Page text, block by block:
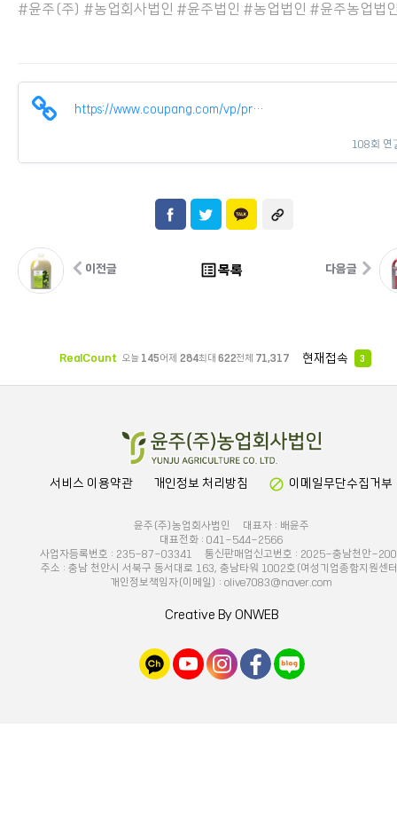
#윤주(주) #농업회사법인 #윤주법인 #농업법인 #윤주농업법
https://www.coupang.com/vp/products/8834712653?vendorItemId=9260126503…
108회 연
이전글 list_alt 목록 다음글
RealCount 오늘 145어제 284최대 622전체 71,317 현재접속 3
서비스 이용약관 개인정보 처리방침 block 이메일무단수집거부
윤주(주)농업회사법인 대표자 : 배윤주
대표전화 : 041-544-2566
사업자등록번호 : 235-87-03341 통신판매업신고번호 : 2025-충남천안-
주소 : 충남 천안시 서북구 동서대로 163, 충남타워 1002호(여성기업종합지원센
개인정보책임자(이메일) : olive7083@naver.com
Creative By ONWEB